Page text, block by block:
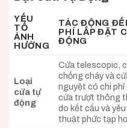
YẾU
TỐ
ẢNH
HƯỞNG
TÁC ĐỘNG
PHÍ LẮP ĐẶT
ĐỘNG
Loại
cửa tự
động
Cửa telescopic,
chống cháy và
nguyệt có chi phí
cửa trượt thông
do kết cấu và
thuật phức tạp